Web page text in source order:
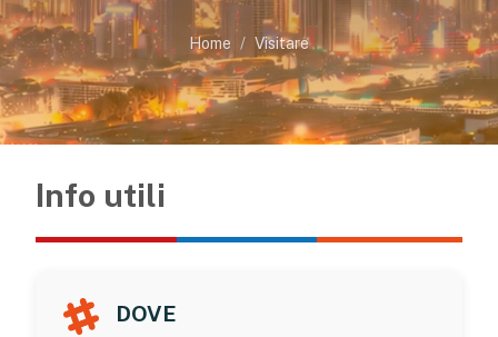
Home Visitare
Info utili
DOVE